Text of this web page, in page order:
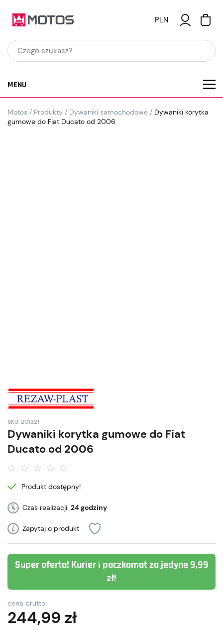
PLN
MENU
Motos / Produkty / Dywaniki samochodowe / Dywaniki korytka
gumowe do Fiat Ducato od 2006
SKU: 201321
Dywaniki korytka gumowe do Fiat
Ducato od 2006
Produkt dostępny!
Czas realizacji: 24 godziny
Zapytaj o produkt
Super oferta! Kurier i paczkomat za jedyne 9,99
zł!
cena brutto:
244,99 zł